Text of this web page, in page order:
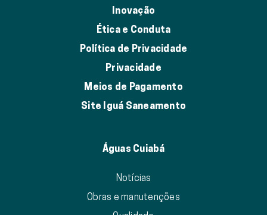
Inovação
Ética e Conduta
Política de Privacidade
Privacidade
Meios de Pagamento
Site Iguá Saneamento
Águas Cuiabá
Notícias
Obras e manutenções